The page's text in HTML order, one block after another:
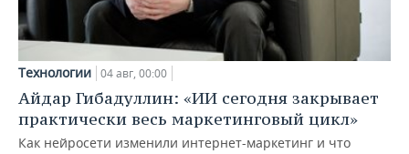
Технологии 04 авг, 00:00
Айдар Гибадуллин: «ИИ сегодня закрывает
практически весь маркетинговый цикл»
Как нейросети изменили интернет-маркетинг и что